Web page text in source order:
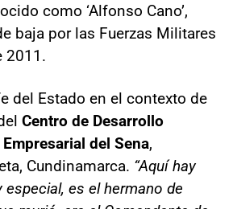
como ‘Alfonso Cano’,
baja por las Fuerzas Militares
2011.
del Estado en el contexto de
Centro de Desarrollo
del Sena,
Cundinamarca. “Aquí hay
especial, es el hermano de